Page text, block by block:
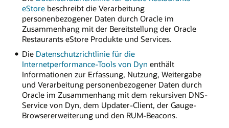
eStorebeschreibt die Verarbeitung
personenbezogener Daten durch Oracle im
Zusammenhang mit der Bereitstellung der Oracle
Restaurants eStore Produkte und Services.
Die Datenschutzrichtlinie für die
Internetperformance-Tools von Dyn enthält
Informationen zur Erfassung, Nutzung, Weitergabe
und Verarbeitung personenbezogener Daten durch
Oracle im Zusammenhang mit dem rekursiven DNS-
Service von Dyn, dem Updater-Client, der Gauge-
Browsererweiterung und den RUM-Beacons.